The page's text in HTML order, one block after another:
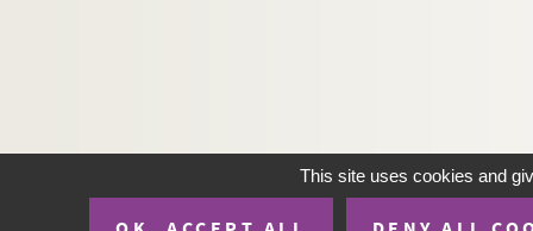
This site uses cookies and